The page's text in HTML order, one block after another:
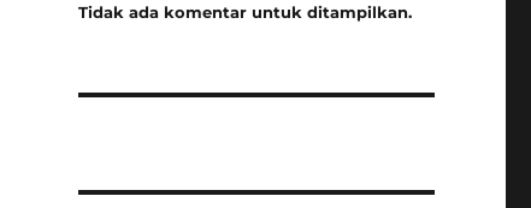
Tidak ada komentar untuk ditampilkan.